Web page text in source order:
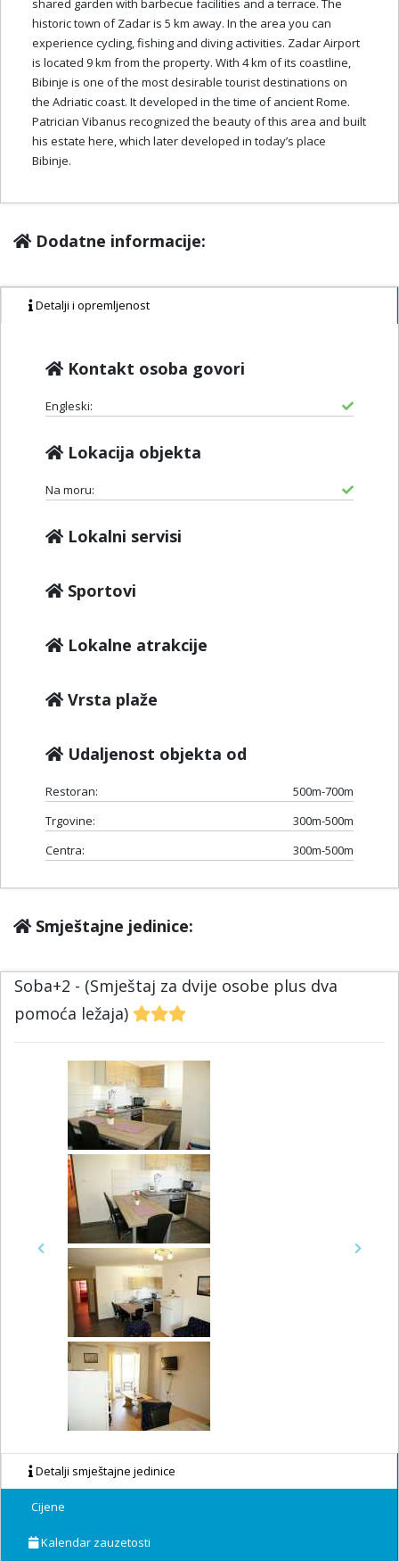
shared garden with barbecue facilities and a terrace. The
historic town of Zadar is 5 km away. In the area you can
experience cycling, fishing and diving activities. Zadar Airport
is located 9 km from the property. With 4 km of its coastline,
Bibinje is one of the most desirable tourist destinations on
the Adriatic coast. It developed in the time of ancient Rome.
Patrician Vibanus recognized the beauty of this area and built
his estate here, which later developed in today’s place
Bibinje.
Dodatne informacije:
Detalji i opremljenost
Kontakt osoba govori
Engleski:
Lokacija objekta
Na moru:
Lokalni servisi
Sportovi
Lokalne atrakcije
Vrsta plaže
Udaljenost objekta od
Restoran:
500m-700m
Trgovine:
300m-500m
Centra:
300m-500m
Smještajne jedinice:
Soba+2 - (Smještaj za dvije osobe plus dva
pomoća ležaja)
Previous Next
Detalji smještajne jedinice
Cijene
Kalendar zauzetosti